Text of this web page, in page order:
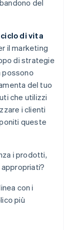
del
di vita
il marketing
di strategie
possono
del tuo
che utilizzi
i clienti
queste
i prodotti,
con i
più